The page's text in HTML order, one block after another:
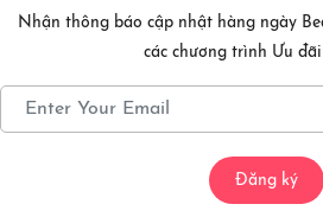
Nhận thông báo cập nhật hàng ngày
các chương trình Ưu
Đăng ký